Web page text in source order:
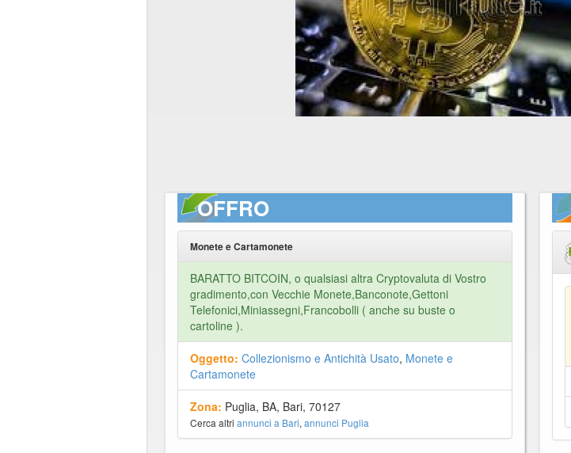
OFFRO
Monete e Cartamonete
BARATTO BITCOIN, o qualsiasi altra Cryptovaluta di Vostro
gradimento,con Vecchie Monete,Banconote,Gettoni
Telefonici,Miniassegni,Francobolli ( anche su buste o
cartoline ).
Oggetto: Collezionismo e Antichità Usato, Monete e
Cartamonete
Zona: Puglia, BA, Bari, 70127
Cerca altri annunci a Bari, annunci Puglia